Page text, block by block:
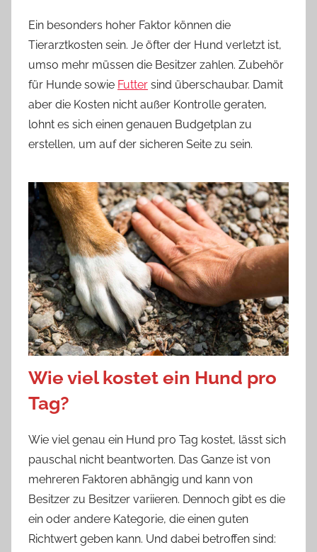
Ein besonders hoher Faktor können die
Tierarztkosten sein. Je öfter der Hund verletzt ist,
umso mehr müssen die Besitzer zahlen. Zubehör
für Hunde sowie Futter sind überschaubar. Damit
aber die Kosten nicht außer Kontrolle geraten,
lohnt es sich einen genauen Budgetplan zu
erstellen, um auf der sicheren Seite zu sein.
Wie viel kostet ein Hund pro
Tag?
Wie viel genau ein Hund pro Tag kostet, lässt sich
pauschal nicht beantworten. Das Ganze ist von
mehreren Faktoren abhängig und kann von
Besitzer zu Besitzer variieren. Dennoch gibt es die
ein oder andere Kategorie, die einen guten
Richtwert geben kann. Und dabei betroffen sind: